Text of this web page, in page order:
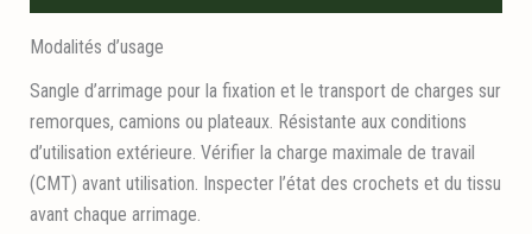
Modalités d’usage
Sangle d’arrimage pour la fixation et le transport de charges sur
remorques, camions ou plateaux. Résistante aux conditions
d’utilisation extérieure. Vérifier la charge maximale de travail
(CMT) avant utilisation. Inspecter l’état des crochets et du tissu
avant chaque arrimage.